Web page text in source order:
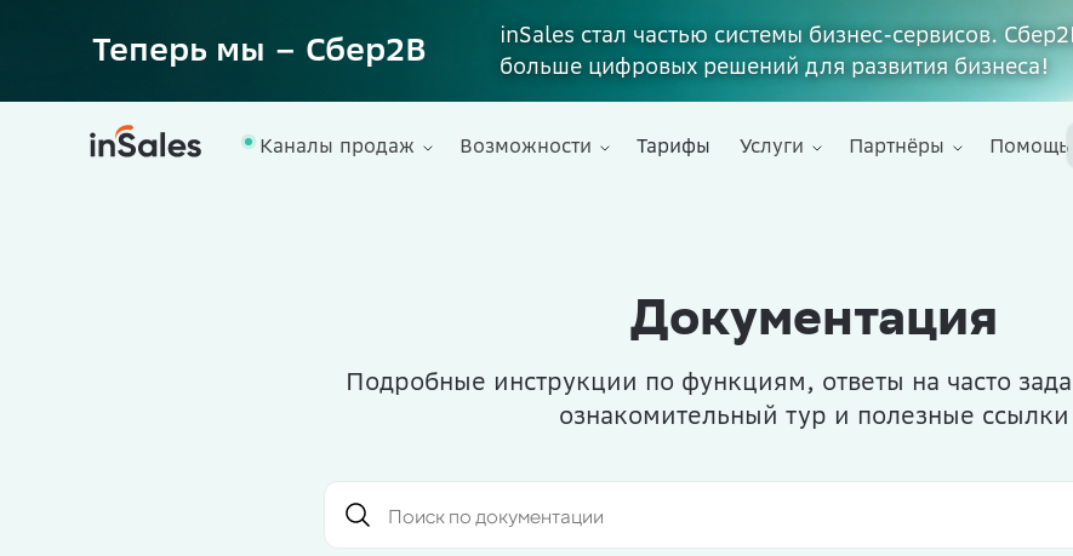
Теперь мы – Сбер2B
inSales стал частью системы бизнес-сервисов.
больше цифровых решений для развития бизнеса!
Каналы продаж Возможности Тарифы Услуги Партнёры Помощь
Документация
Подробные инструкции по функциям, ответы на часто
ознакомительный тур и полезные ссылки